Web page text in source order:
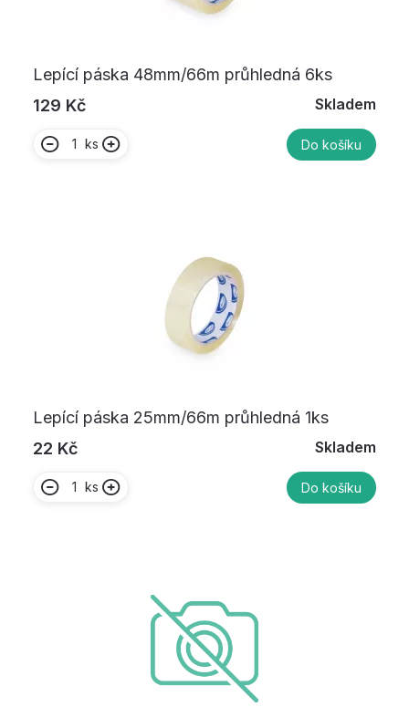
Lepící páska 48mm/66m průhledná 6ks
129 Kč
Skladem
ks Do košíku
Lepící páska 25mm/66m průhledná 1ks
22 Kč
Skladem
ks Do košíku